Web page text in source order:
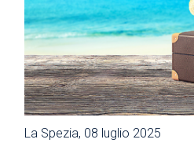
La Spezia, 08 luglio 2025